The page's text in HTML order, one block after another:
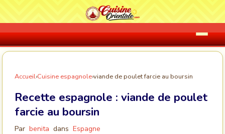
Accueil›Cuisine espagnole›viande de poulet farcie au boursin
Recette espagnole : viande de poulet
farcie au boursin
Par benita dans Espagne